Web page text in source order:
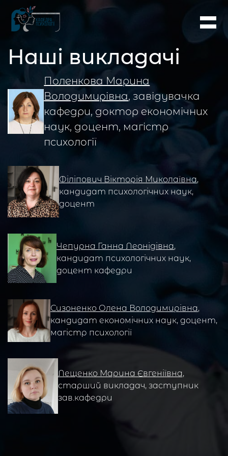
Наші викладачі
Поленкова Марина
Володимирівна, завідувачка
кафедри, доктор економічних
наук, доцент, магістр
психології
Філіпович Вікторія Миколаївна,
кандидат психологічних наук,
доцент
Чепурна Ганна Леонідівна,
кандидат психологічних наук,
доцент кафедри
Сизоненко Олена Володимирівна,
кандидат економічних наук, доцент,
магістр психології
Лещенко Марина Євгеніївна,
старший викладач, заступник
зав.кафедри